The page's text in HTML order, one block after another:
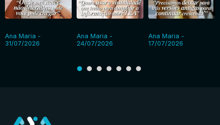
Ana Maria -
31/07/2026
Ana Maria -
24/07/2026
Ana Maria -
17/07/2026